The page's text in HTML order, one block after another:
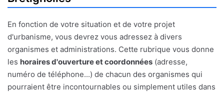
En fonction de votre situation et de votre projet
d'urbanisme, vous devrez vous adressez à divers
organismes et administrations. Cette rubrique vous donne
les horaires d'ouverture et coordonnées (adresse,
numéro de téléphone...) de chacun des organismes qui
pourraient être incontournables ou simplement utiles dans